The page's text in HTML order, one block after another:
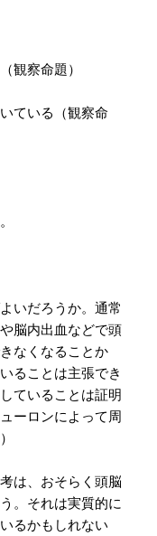
察命題）
ている（観察命
いだろうか。通常
脳内出血などで頭
なくなることか
ることは主張でき
ていることは証明
ーロンによって周
は、おそらく頭脳
。それは実質的に
るかもしれない